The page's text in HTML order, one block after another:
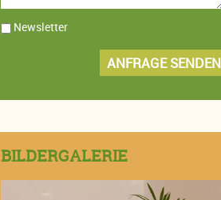
Newsletter
ANFRAGE SENDEN
BILDERGALERIE